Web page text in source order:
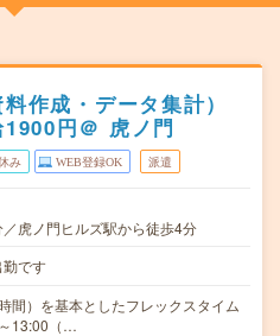
作成・データ集計）
円＠ 虎ノ門
み WEB登録OK 派遣
虎ノ門ヒルズ駅から徒歩4分
勤です
間）を基本としたフレックスタイム
13:00（…